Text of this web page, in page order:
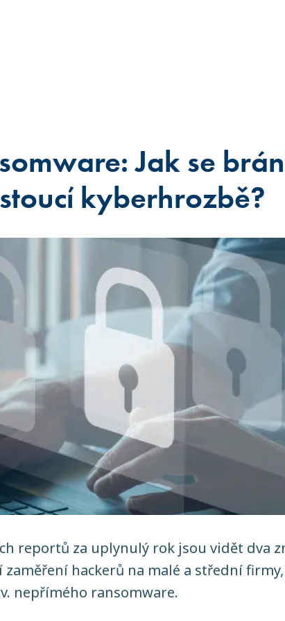
Jak se
kyberhrozbě?
reportů za uplynulý rok jsou vidět dva
hackerů na malé a střední
nepřímého ransomware.